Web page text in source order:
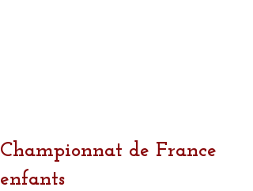
Championnat de France
enfants